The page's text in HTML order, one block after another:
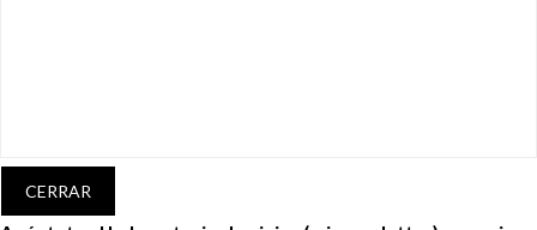
CERRAR